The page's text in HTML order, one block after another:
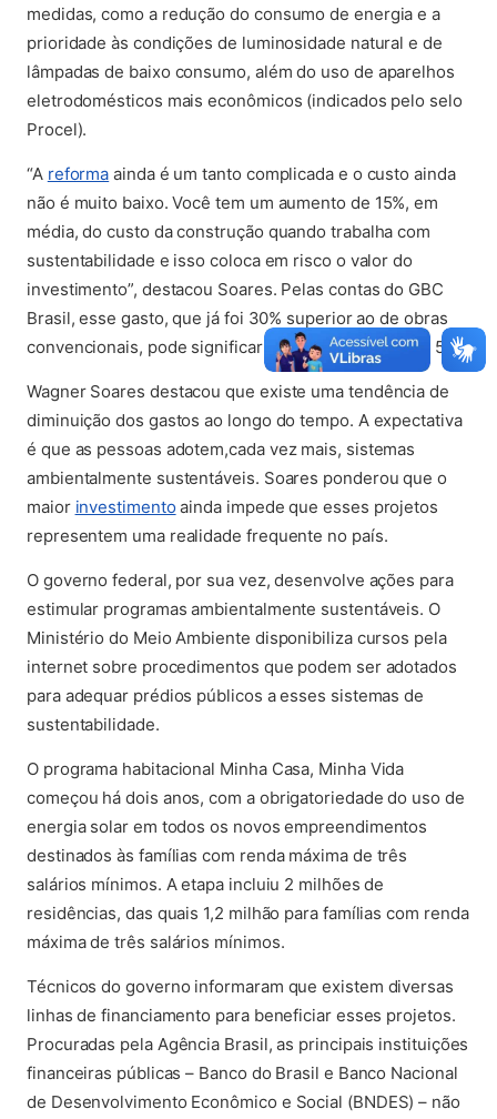
medidas, como a redução do consumo de energia e a
prioridade às condições de luminosidade natural e de
lâmpadas de baixo consumo, além do uso de aparelhos
eletrodomésticos mais econômicos (indicados pelo selo
Procel).
“A reforma(abre em nova aba)
ainda é um tanto complicada e o custo ainda
não é muito baixo. Você tem um aumento de 15%, em
média, do custo da construção quando trabalha com
sustentabilidade e isso coloca em risco o valor do
investimento”, destacou Soares. Pelas contas do GBC
Brasil, esse gasto, que já foi 30% superior ao de obras
convencionais, pode significar uma diferença de até 5%.
Wagner Soares destacou que existe uma tendência de
diminuição dos gastos ao longo do tempo. A expectativa
é que as pessoas adotem,cada vez mais, sistemas
ambientalmente sustentáveis. Soares ponderou que o
maior investimento(abre em nova aba)
ainda impede que esses projetos
representem uma realidade frequente no país.
O governo federal, por sua vez, desenvolve ações para
estimular programas ambientalmente sustentáveis. O
Ministério do Meio Ambiente disponibiliza cursos pela
internet sobre procedimentos que podem ser adotados
para adequar prédios públicos a esses sistemas de
sustentabilidade.
O programa habitacional Minha Casa, Minha Vida
começou há dois anos, com a obrigatoriedade do uso de
energia solar em todos os novos empreendimentos
destinados às famílias com renda máxima de três
salários mínimos. A etapa incluiu 2 milhões de
residências, das quais 1,2 milhão para famílias com renda
máxima de três salários mínimos.
Técnicos do governo informaram que existem diversas
linhas de financiamento para beneficiar esses projetos.
Procuradas pela Agência Brasil, as principais instituições
financeiras públicas – Banco do Brasil e Banco Nacional
de Desenvolvimento Econômico e Social (BNDES) – não